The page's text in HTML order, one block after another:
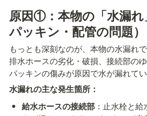
原因①：本物の「水漏れ
パッキン・配管の問題）
もっとも深刻なのが、本物の水漏れ
排水ホースの劣化・破損、接続部の
パッキンの傷みが原因で水が漏れてい
水漏れの主な発生箇所：
給水ホースの接続部 ：止水栓と